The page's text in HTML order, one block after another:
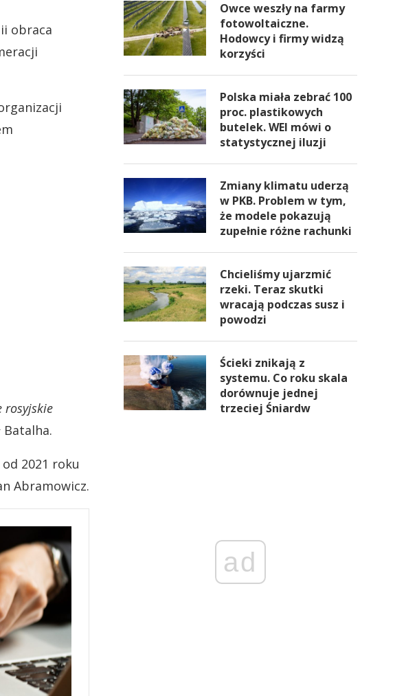
obraca
rosyjskie
2021 roku
Abramowicz.
Owce weszły na farmy
fotowoltaiczne.
Hodowcy i firmy widzą
korzyści
Polska miała zebrać 100
proc. plastikowych
butelek. WEI mówi o
statystycznej iluzji
Zmiany klimatu uderzą
w PKB. Problem w tym,
że modele pokazują
zupełnie różne rachunki
Chcieliśmy ujarzmić
rzeki. Teraz skutki
wracają podczas susz i
powodzi
Ścieki znikają z
systemu. Co roku skala
dorównuje jednej
trzeciej Śniardw
ad